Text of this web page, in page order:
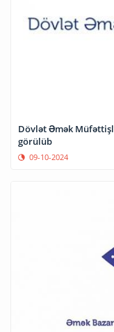
Dövlət Əmək
görülüb
09-10-2024